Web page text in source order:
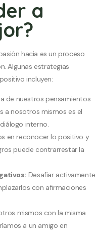
a
hacia es un proceso
Algunas estrategias
incluyen:
de nuestros pensamientos
a nosotros mismos es el
interno.
en reconocer lo positivo y
puede contrarrestar la
Desafiar activamente
con afirmaciones
mismos con la misma
a un amigo en